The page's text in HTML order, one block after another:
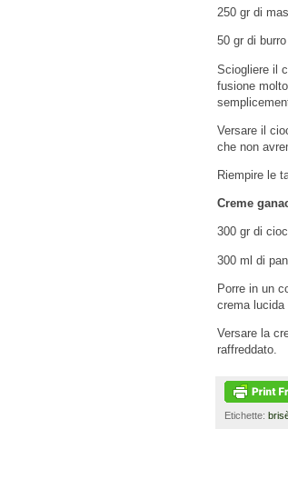
250 gr di
50 gr di burro
Sciogliere il
fusione
Versare il
che non
Riempire le
Creme
300 gr di
300 ml di
Porre in un
crema lucida
Versare la
raffreddato.
Etichette: